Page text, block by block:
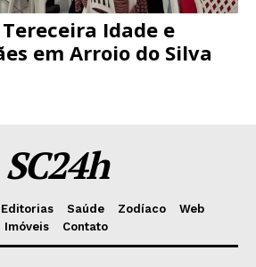
Idade e
em Arroio do Silva
SC24h
Editorias Saúde Zodíaco
Web
Imóveis
Contato